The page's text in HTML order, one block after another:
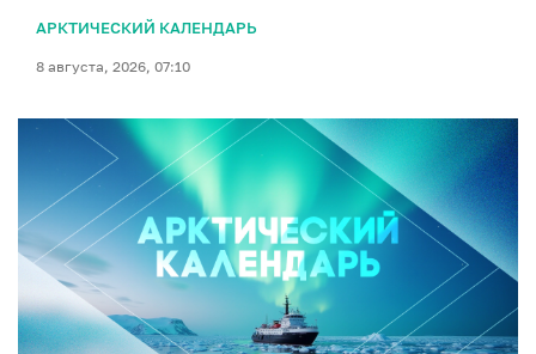
АРКТИЧЕСКИЙ КАЛЕНДАРЬ
8 августа, 2026, 07:10